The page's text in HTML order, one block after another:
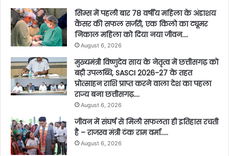
सिम्स में पहली बार 78 वर्षीय महिला के अंडाशय
कैंसर की सफल सर्जरी, एक किलो का ट्यूमर
निकाल महिला को दिया नया जीवन….
August 6, 2026
मुख्यमंत्री विष्णुदेव साय के नेतृत्व में छत्तीसगढ़ को
बड़ी उपलब्धि, SASCI 2026-27 के तहत
प्रोत्साहन राशि प्राप्त करने वाला देश का पहला
राज्य बना छत्तीसगढ़….
August 6, 2026
जीवन में संघर्ष से मिली सफलता ही इतिहास रचती
है – राजस्व मंत्री टंक राम वर्मा…..
August 6, 2026